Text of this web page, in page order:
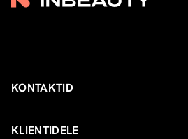
KONTAKTID
KLIENTIDELE